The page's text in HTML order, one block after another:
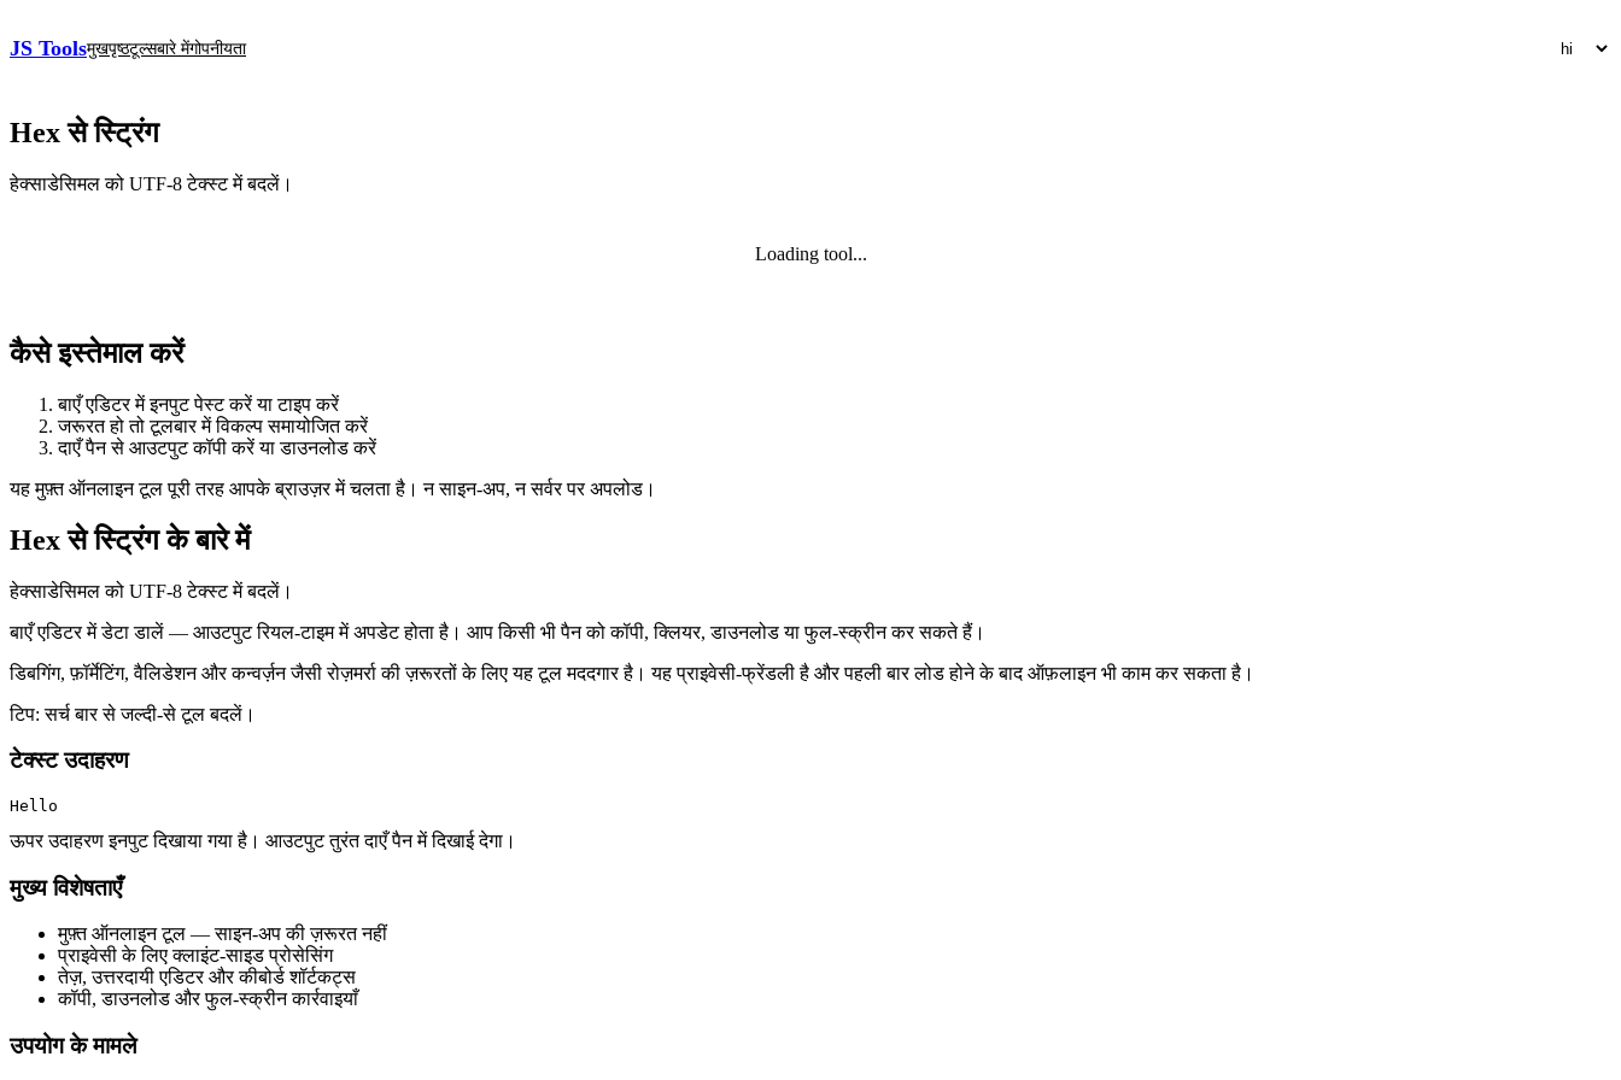
JS Toolsमुखपृष्ठटूल्सबारे मेंगोपनीयता
Hex से स्ट्रिंग
हेक्साडेसिमल को UTF‑8 टेक्स्ट में बदलें।
Loading tool...
कैसे इस्तेमाल करें
बाएँ एडिटर में इनपुट पेस्ट करें या टाइप करें
जरूरत हो तो टूलबार में विकल्प समायोजित करें
दाएँ पैन से आउटपुट कॉपी करें या डाउनलोड करें
यह मुफ़्त ऑनलाइन टूल पूरी तरह आपके ब्राउज़र में चलता है। न साइन‑अप, न सर्वर पर अपलोड।
Hex से स्ट्रिंग के बारे में
हेक्साडेसिमल को UTF‑8 टेक्स्ट में बदलें।
बाएँ एडिटर में डेटा डालें — आउटपुट रियल‑टाइम में अपडेट होता है। आप किसी भी पैन को कॉपी, क्लियर, डाउनलोड या फुल‑स्क्रीन कर सकते हैं।
डिबगिंग, फ़ॉर्मेटिंग, वैलिडेशन और कन्वर्ज़न जैसी रोज़मर्रा की ज़रूरतों के लिए यह टूल मददगार है। यह प्राइवेसी‑फ्रेंडली है और पहली बार लोड होने के बाद ऑफ़लाइन भी काम कर सकता है।
टिप: सर्च बार से जल्दी‑से टूल बदलें।
टेक्स्ट उदाहरण
Hello
ऊपर उदाहरण इनपुट दिखाया गया है। आउटपुट तुरंत दाएँ पैन में दिखाई देगा।
मुख्य विशेषताएँ
मुफ़्त ऑनलाइन टूल — साइन‑अप की ज़रूरत नहीं
प्राइवेसी के लिए क्लाइंट‑साइड प्रोसेसिंग
तेज़, उत्तरदायी एडिटर और कीबोर्ड शॉर्टकट्स
कॉपी, डाउनलोड और फुल‑स्क्रीन कार्रवाइयाँ
उपयोग के मामले